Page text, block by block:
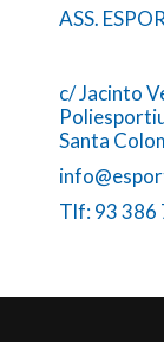
ASS.
c/ Jacinto
Santa
Tlf: 93 386